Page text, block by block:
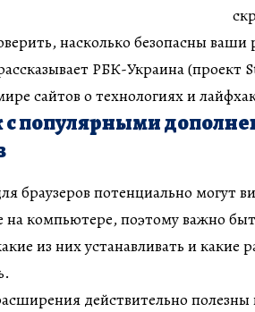
насколько безопасны
РБК-Украина (проект
сайтов о технологиях и
с популярными
браузеров потенциально могут
на компьютере, поэтому важно
из них устанавливать и какие
действительно